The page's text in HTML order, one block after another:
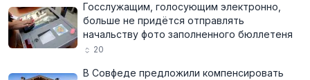
Госслужащим, голосующим электронно,
больше не придётся отправлять
начальству фото заполненного бюллетеня
20
В Совфеде предложили компенсировать